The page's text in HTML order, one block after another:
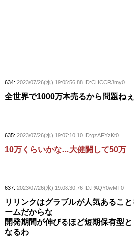
634: 2023/07/26(水) 19:05:56.88 ID:CHCCRJmy0
全世界で1000万本売るから問題ね
635: 2023/07/26(水) 19:07:10.10 ID:gzAFYzKt0
10万くらいかな…大健闘して50万
637: 2023/07/26(水) 19:08:30.76 ID:PAQY0wMT0
リリンクはグラブルが人気あるこ
ームだからな
開発期間が伸びるほど短期保有型
なるわ